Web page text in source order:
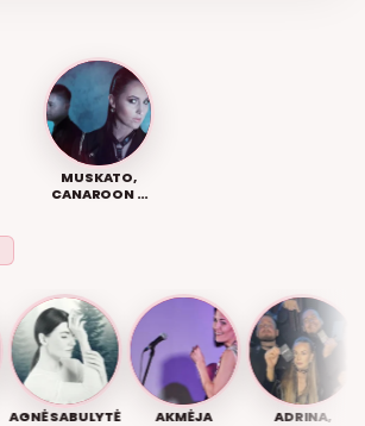
MUSKATO,
CANAROON –
AGNĖ SABULYTĖ AKMĖJA
ADRINA,